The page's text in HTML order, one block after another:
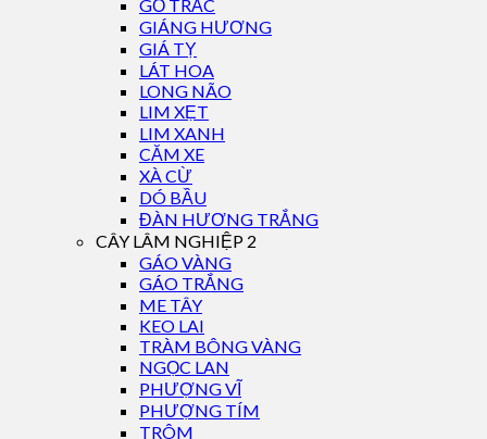
GỖ TRẮC
GIÁNG HƯƠNG
GIÁ TỴ
LÁT HOA
LONG NÃO
LIM XẸT
LIM XANH
CĂM XE
XÀ CỪ
DÓ BẦU
ĐÀN HƯƠNG TRẮNG
CÂY LÂM NGHIỆP 2
GÁO VÀNG
GÁO TRẮNG
ME TÂY
KEO LAI
TRÀM BÔNG VÀNG
NGỌC LAN
PHƯỢNG VĨ
PHƯỢNG TÍM
TRÔM